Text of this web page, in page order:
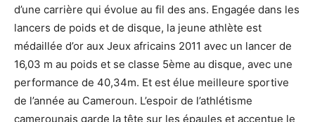
d’une carrière qui évolue au fil des ans. Engagée dans les
lancers de poids et de disque, la jeune athlète est
médaillée d’or aux Jeux africains 2011 avec un lancer de
16,03 m au poids et se classe 5ème au disque, avec une
performance de 40,34m. Et est élue meilleure sportive
de l’année au Cameroun. L’espoir de l’athlétisme
camerounais garde la tête sur les épaules et accentue le